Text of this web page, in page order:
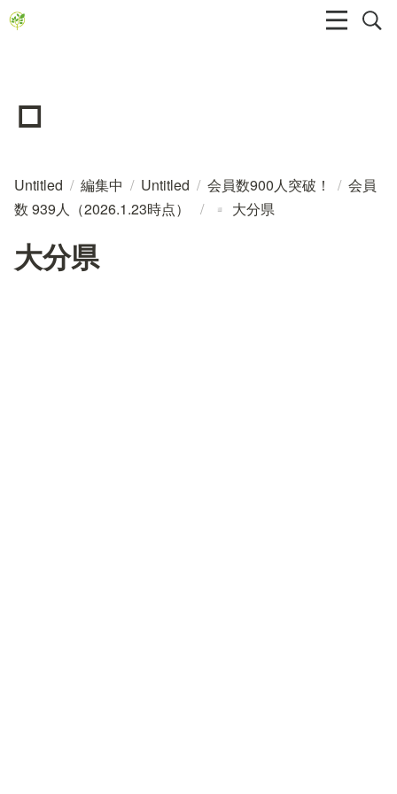
▫️
Untitled / 編集中 / Untitled / 会員数900人突破！ / 会員
数 939人（2026.1.23時点）
/ ▫️ 大分県
大分県